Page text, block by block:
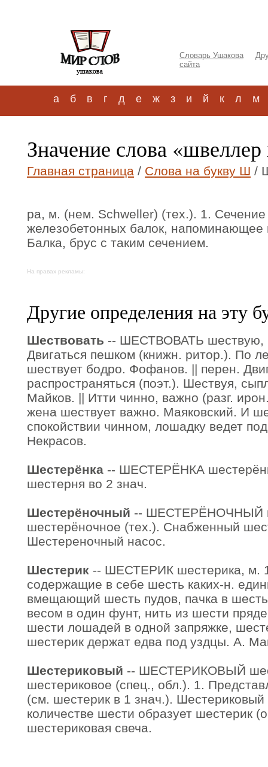
Словарь Ушакова
сайта
а б в г д е ж з и й к л м
Значение слова
Главная страница / Слова на букву Ш /
ра, м. (нем. Schweller) (тех.). 1.
железобетонных балок, напоминающее
Балка, брус с таким сечением.
На правах рекламы:
Другие определения на эту
Шествовать -- ШЕСТВОВАТЬ шествую,
Двигаться пешком (книжн. ритор.). По
шествует бодро. Фофанов. || перен.
распространяться (поэт.). Шествуя,
Майков. || Итти чинно, важно (разг.
жена шествует важно. Маяковский. И
спокойствии чинном, лошадку ведет
Некрасов.
Шестерёнка -- ШЕСТЕРЁНКА
шестерня во 2 знач.
Шестерёночный -- ШЕСТЕРЁНОЧНЫЙ
шестерёночное (тех.). Снабженный
Шестереночный насос.
Шестерик -- ШЕСТЕРИК шестерика, м.
содержащие в себе шесть каких-н.
вмещающий шесть пудов, пачка в
весом в один фунт, нить из шести
шести лошадей в одной запряжке,
шестерик держат едва под уздцы. А.
Шестериковый -- ШЕСТЕРИКОВЫЙ
шестериковое (спец., обл.). 1.
(см. шестерик в 1 знач.). Шестериковый
количестве шести образует шестерик
шестериковая свеча.